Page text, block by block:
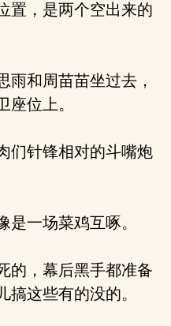
置，是两个空出来的
和周苗苗坐过去，
座位上。
们针锋相对的斗嘴炮
一场菜鸡互啄。
的，幕后黑手都准备
搞这些有的没的。